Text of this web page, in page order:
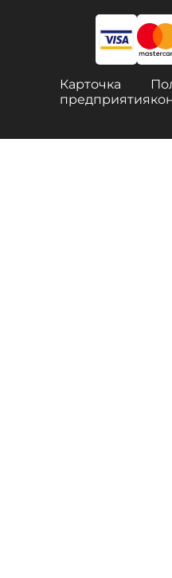
Карточка
предприятия